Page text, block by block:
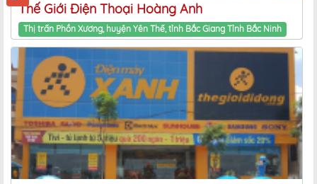
Thế Giới Điện Thoại Hoàng Anh
Thị trấn Phồn Xương, huyện Yên Thế, tỉnh Bắc Giang Tỉnh Bắc Ninh